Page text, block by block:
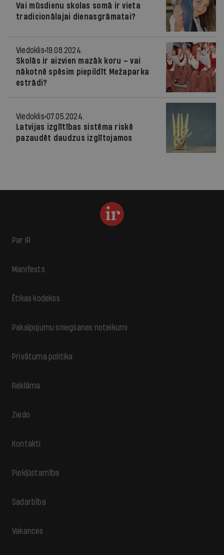
Vai mūsdienu skolas somā ir vieta
tradicionālajai dienasgrāmatai?
Viedoklis 19.08.2024.
Skolās ir aizvien mazāk koru – vai
nākotnē spēsim piepildīt Mežaparka
estrādi?
Viedoklis 07.05.2024.
Latvijas izglītības sistēma riskē
pazaudēt daudzus izglītojamos
Par IR
Manifests
Ētikas kodekss
Pakalpojumu sniegšanas noteikumi
Privātuma politika
Reklāma
Ziedo
Kontakti
Piekļūstamība
Sadarbība
Vakances